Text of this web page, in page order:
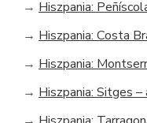
→ Hiszpania:
→ Hiszpania: Costa
→ Hiszpania:
→ Hiszpania: Sitges